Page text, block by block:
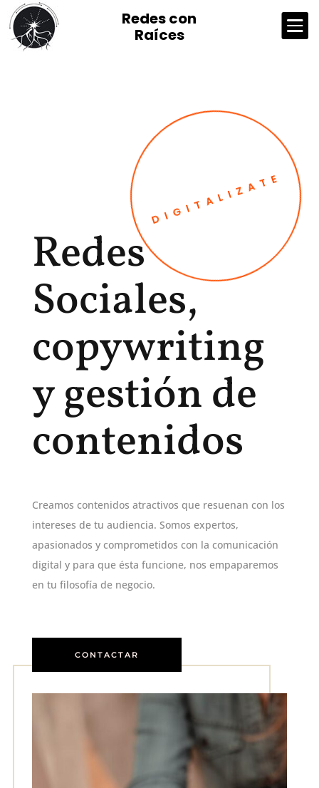
Redes con
Raíces

DIGITALIZATE
Redes
Sociales,
copywriting
y gestión de
contenidos
Creamos contenidos atractivos que resuenan con los
intereses de tu audiencia. Somos expertos,
apasionados y comprometidos con la comunicación
digital y para que ésta funcione, nos empaparemos
en tu filosofía de negocio.
CONTACTAR